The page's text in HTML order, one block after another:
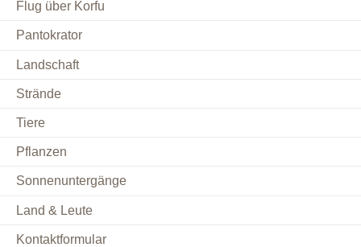
Flug über Korfu
Pantokrator
Landschaft
Strände
Tiere
Pflanzen
Sonnenuntergänge
Land & Leute
Kontaktformular